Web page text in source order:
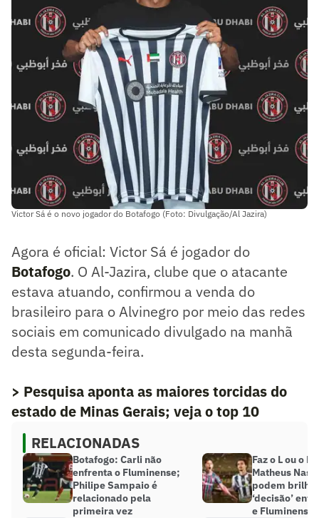
Victor Sá é o novo jogador do Botafogo (Foto: Divulgação/Al Jazira)
Agora é oficial: Victor Sá é jogador do
Botafogo. O Al-Jazira, clube que o atacante
estava atuando, confirmou a venda do
brasileiro para o Alvinegro por meio das redes
sociais em comunicado divulgado na manhã
desta segunda-feira.
> Pesquisa aponta as maiores torcidas do
estado de Minas Gerais; veja o top 10
RELACIONADAS
Botafogo: Carli não
enfrenta o Fluminense;
Philipe Sampaio é
relacionado pela
primeira vez
Faz o L ou o
Matheus
podem
‘decisão’
e Fluminense